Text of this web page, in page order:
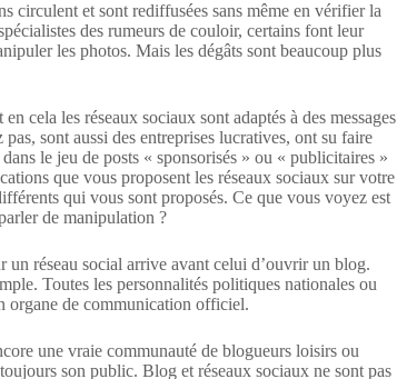
circulent et sont rediffusées sans même en vérifier la
des rumeurs de couloir, certains font leur
les photos. Mais les dégâts sont beaucoup plus
cela les réseaux sociaux sont adaptés à des messages
sont aussi des entreprises lucratives, ont su faire
le jeu de posts « sponsorisés » ou « publicitaires »
que vous proposent les réseaux sociaux sur votre
qui vous sont proposés. Ce que vous voyez est
de manipulation ?
un réseau social arrive avant celui d’ouvrir un blog.
Toutes les personnalités politiques nationales ou
organe de communication officiel.
une vraie communauté de blogueurs loisirs ou
son public. Blog et réseaux sociaux ne sont pas